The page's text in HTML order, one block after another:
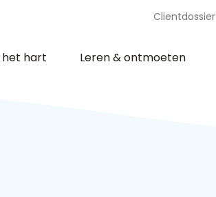
Clientdossier
het hart Leren & ontmoeten